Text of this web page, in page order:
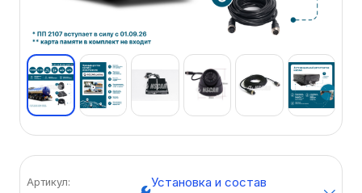
Артикул:
Установка и состав